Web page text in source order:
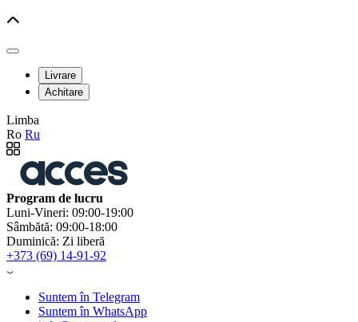
Livrare
Achitare
Limba
Ro Ru
Program de lucru
Luni-Vineri: 09:00-19:00
Sâmbătă: 09:00-18:00
Duminică: Zi liberă
+373 (69) 14-91-92
Suntem în Telegram
Suntem în WhatsApp